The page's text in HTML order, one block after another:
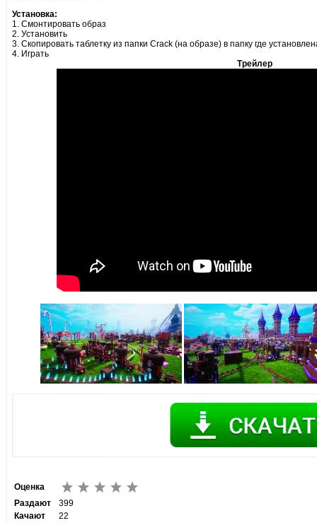
Установка:
1. Смонтировать образ
2. Установить
3. Скопировать таблетку из папки Crack (на образе) в папку где
4. Играть
Трейлер
Оценка
Раздают
399
Качают
22